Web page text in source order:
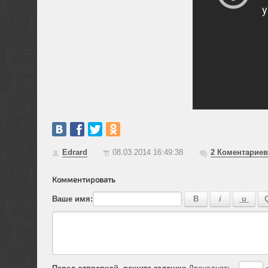
Edrard 08.03.2014 16:49:38 2Коментариев
Комментировать
Ваше имя: